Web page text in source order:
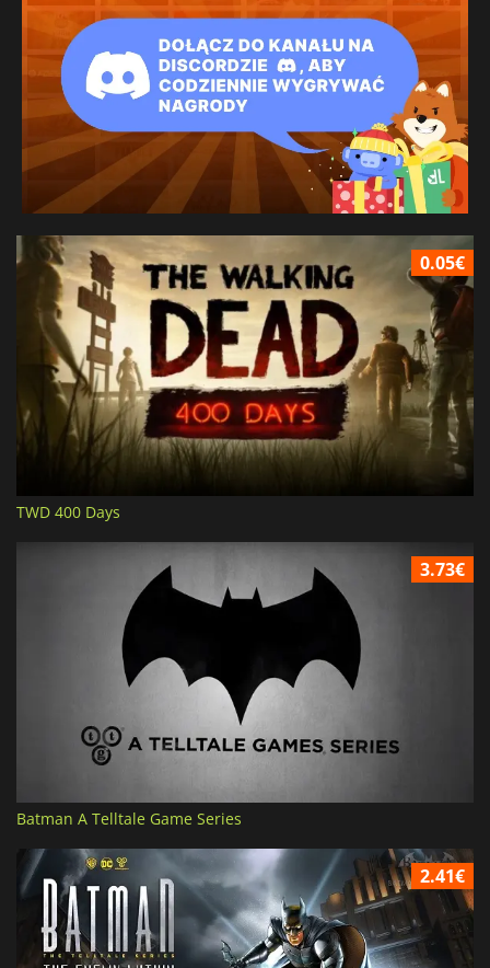
0.05€
TWD 400 Days
3.73€
Batman A Telltale Game Series
2.41€